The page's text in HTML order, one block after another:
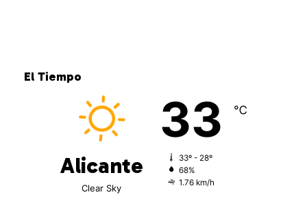
El Tiempo
Alicante
Clear Sky
33 ℃
33º - 28º
68%
1.76 km/h